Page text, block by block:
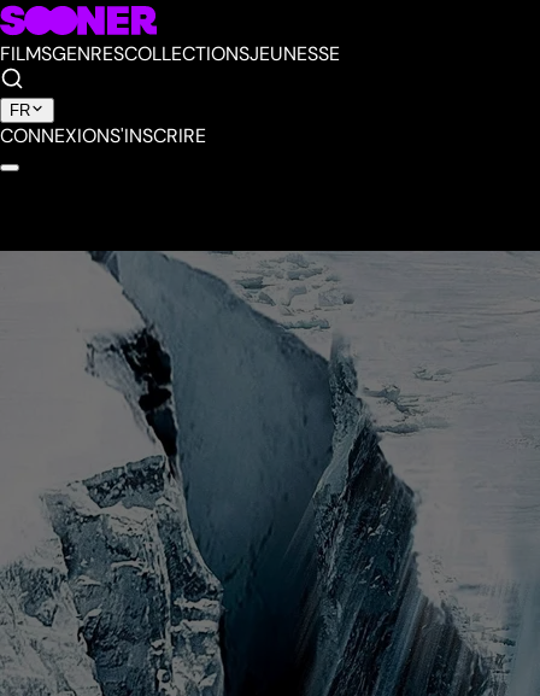
FILMSGENRESCOLLECTIONSJEUNESSE
FR
CONNEXIONS'INSCRIRE